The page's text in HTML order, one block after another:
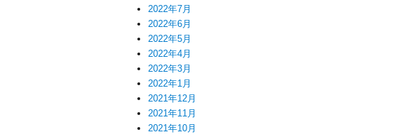
2022年7月
2022年6月
2022年5月
2022年4月
2022年3月
2022年1月
2021年12月
2021年11月
2021年10月